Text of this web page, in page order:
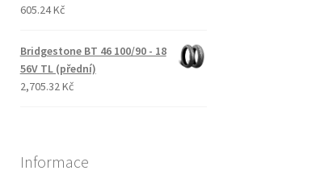
605.24 Kč
Bridgestone BT 46 100/90 - 18
56V TL (přední)
2,705.32 Kč
Informace